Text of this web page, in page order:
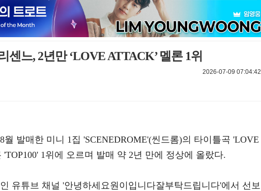
센느, 2년만 ‘LOVE ATTACK’ 멜론 1위
2026-07-09 07:04:42
월 발매한 미니 1집 'SCENEDROME'(씬드롬)의 타이틀곡 'LOVE
1위에 오르며 발매 약 2년 만에 정상에 올랐다.
유튜브 채널 '안녕하세요원이입니다잘부탁드립니다'에서 선보